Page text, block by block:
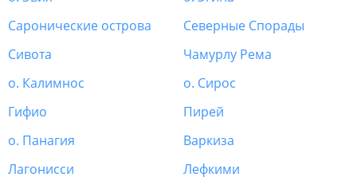
Саронические острова
Северные Спорады
Сивота
Чамурлу Рема
о. Калимнос
о. Сирос
Гифио
Пирей
о. Панагия
Варкиза
Лагонисси
Лефкими